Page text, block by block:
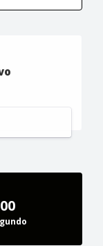
00